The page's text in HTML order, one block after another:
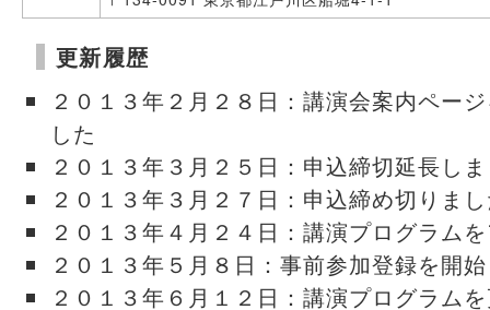
更新履歴
２０１３年２月２８日：講演会案内ペー
した
２０１３年３月２５日：申込締切延長し
２０１３年３月２７日：申込締め切りま
２０１３年４月２４日：講演プログラム
２０１３年５月８日：事前参加登録を開
２０１３年６月１２日：講演プログラム